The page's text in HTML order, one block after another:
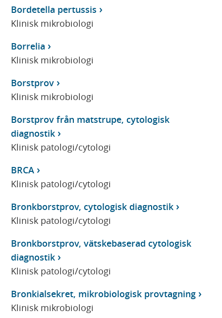
Bordetella pertussis
Klinisk mikrobiologi
Borrelia
Klinisk mikrobiologi
Borstprov
Klinisk mikrobiologi
Borstprov från matstrupe, cytologisk
diagnostik
Klinisk patologi/cytologi
BRCA
Klinisk patologi/cytologi
Bronkborstprov, cytologisk diagnostik
Klinisk patologi/cytologi
Bronkborstprov, vätskebaserad cytologisk
diagnostik
Klinisk patologi/cytologi
Bronkialsekret, mikrobiologisk provtagning
Klinisk mikrobiologi